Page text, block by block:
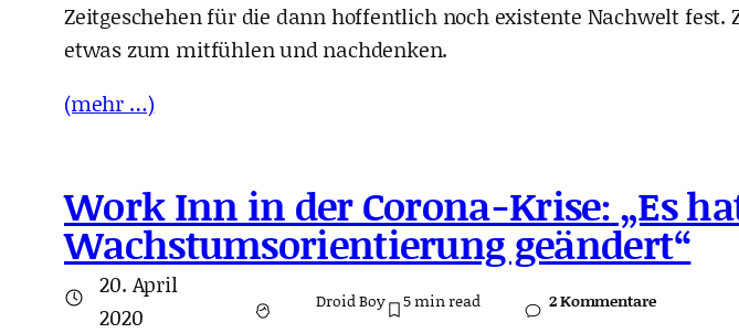
Zeitgeschehen für die dann hoffentlich noch existente Nachwelt
etwas zum mitfühlen und nachdenken.
(mehr …)
Work Inn in der Corona-Krise: „Es
Wachstumsorientierung geändert“
20. April
2020
Droid Boy 5min read 2 Kommentare